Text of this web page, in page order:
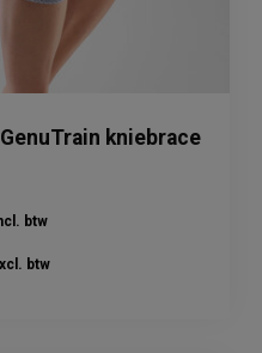
kniebrace
btw
btw